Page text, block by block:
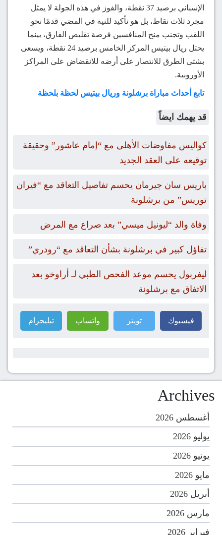
الإسباني برصيد 37 نقطة، والفوز في هذه الجولة لا يمثل
مجرد ثلاث نقاط، بل هو تأكيد للنية في المضي قدمًا نحو
اللقب وتجنب منح المنافسين فرصة تقليص الفارق، بينما
يحتل ريال بيتيس المركز الخامس برصيد 24 نقطة، ويسعى
بشتى الطرق للانتصار على أرضه للانقضاض على المراكز
الأوروبية.
تابع أحداث مباراة برشلونة وريال بيتيس لحظة بلحظة
قد يهمك ايضاً
كواليس مفاوضات الأهلي مع “إمام عاشور” وحقيقة
توقيعه على العقد الجديد
باريس سان جيرمان يحسم تفاصيل التعاقد مع “فيران
توريس” من برشلونة
وفاة والد “ليونيل ميسي” بعد صراع مع المرض
تفاؤل كبير في برشلونة بشأن التعاقد مع “رودري”
ليفربول يحسم موعد الفحص الطبي لـ أراوخو بعد
الاتفاق مع برشلونة
فيسبوك تويتر واتساب تيليجرام
Archives
أغسطس 2026
يوليو 2026
يونيو 2026
مايو 2026
أبريل 2026
مارس 2026
فبراير 2026